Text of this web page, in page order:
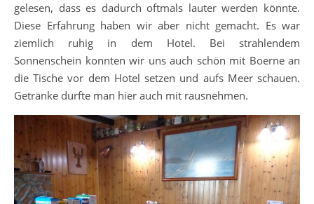
gelesen, dass es dadurch oftmals lauter werden könnte.
Diese Erfahrung haben wir aber nicht gemacht. Es war
ziemlich ruhig in dem Hotel. Bei strahlendem
Sonnenschein konnten wir uns auch schön mit Boerne an
die Tische vor dem Hotel setzen und aufs Meer schauen.
Getränke durfte man hier auch mit rausnehmen.